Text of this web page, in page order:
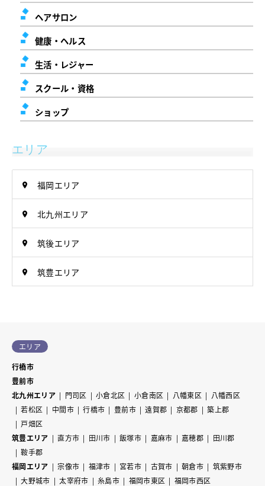
ヘアサロン
健康・ヘルス
生活・レジャー
スクール・資格
ショップ
エリア
福岡エリア
北九州エリア
筑後エリア
筑豊エリア
エリア
行橋市
豊前市
北九州エリア
門司区 小倉北区 小倉南区 八幡東区
八幡西区
若松区
中間市 行橋市 豊前市 遠賀郡 京都郡
築上郡
戸畑区
筑豊エリア
直方市 田川市 飯塚市 嘉麻市 嘉穂郡
田川郡
鞍手郡
福岡エリア
宗像市 福津市 宮若市 古賀市 朝倉市
筑紫野市
大野城市
太宰府市 糸島市 福岡市東区
福岡市西区